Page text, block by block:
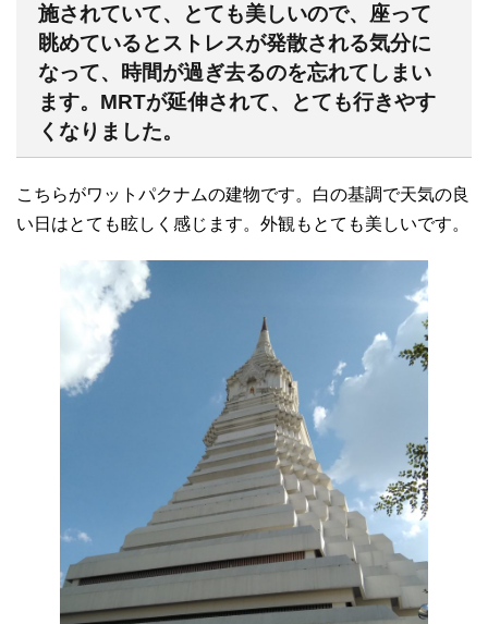
施されていて、とても美しいので、座って
眺めているとストレスが発散される気分に
なって、時間が過ぎ去るのを忘れてしまい
ます。MRTが延伸されて、とても行きやす
くなりました。
こちらがワットパクナムの建物です。白の基調で天気の良
い日はとても眩しく感じます。外観もとても美しいです。